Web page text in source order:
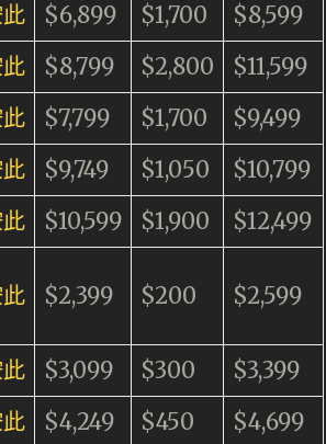
$6,899 $1,700
$8,599
$8,799 $2,800
$11,599
$7,799 $1,700
$9,499
$9,749 $1,050
$10,799
$10,599 $1,900 $12,499
$2,399 $200 $2,599
$3,099 $300
$3,399
$4,249 $450
$4,699